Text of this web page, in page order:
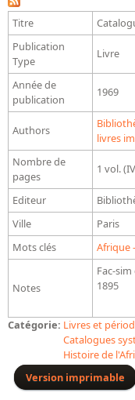
Bibliographies
Bibliographie sur la
Bibliographie
France
Dictionnaire de la BnF
Dictionnaire BnF :
Dictionnaire BnF :
Dictionnaire des
provenances
Recherche de
L'histoire de la BnF
Explorer
Organigrammes de la
Rapports d'activité de
Répertoire
Titre
Publication
Type
Livre
Année de
publication
1969
Authors
livres
Nombre de
pages
1 vol.
Editeur
Ville
Paris
Mots clés
Afrique
Notes
Fac-
1895
Catégorie: Livres et
Catalogues
Histoire de
Version imprimable